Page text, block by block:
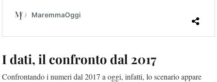
I dati, il confronto dal 2017
Confrontando i numeri dal 2017 a oggi, infatti, lo scenario appare